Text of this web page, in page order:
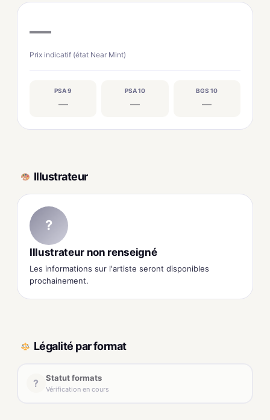
—
Prix indicatif (état Near Mint)
PSA 9
—
PSA 10
—
BGS 10
—
Illustrateur
?
Illustrateur non renseigné
Les informations sur l'artiste seront disponibles
prochainement.
Légalité par format
? Statut formats
Vérification en cours